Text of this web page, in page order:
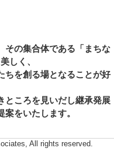
その集合体である「まちな
しく、
ちを創る場となることが好
ところを見いだし継承発展
をいたします。
All rights reserved.